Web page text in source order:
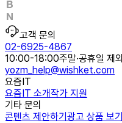
고객 문의
02-6925-4867
10:00-18:00주말·공휴일 제외
yozm_help@wishket.com
요즘IT
요즘IT 소개작가 지원
기타 문의
콘텐츠 제안하기 광고 상품 보기